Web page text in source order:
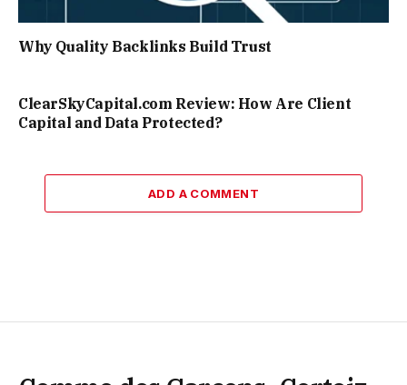
Why Quality Backlinks Build Trust
ClearSkyCapital.com Review: How Are Client
Capital and Data Protected?
ADD A COMMENT